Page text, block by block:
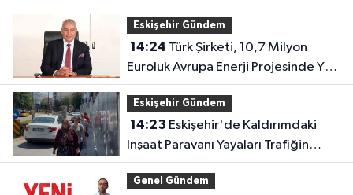
Eskişehir Gündem
14:24
Euroluk Avrupa Enerji Projesinde Yer
Aldı
Eskişehir Gündem
14:23
İnşaat Paravanı Yayaları Trafiğin
Ortasında Bıraktı
Genel Gündem